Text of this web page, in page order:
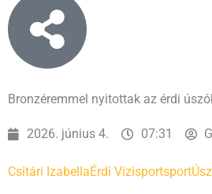
Bronzéremmel nyitottak az érdi
2026. június 4. 07:31
Csitári IzabellaÉrdi Vízisportsport